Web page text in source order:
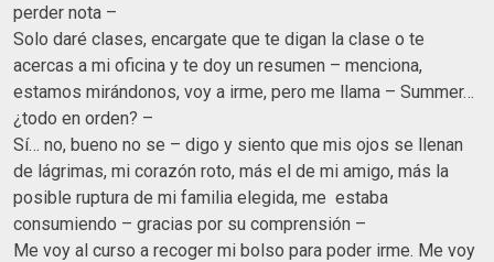
perder nota –
Solo daré clases, encargate que te digan la clase o te
acercas a mi oficina y te doy un resumen – menciona,
estamos mirándonos, voy a irme, pero me llama – Summer…
¿todo en orden? –
Sí… no, bueno no se – digo y siento que mis ojos se llenan
de lágrimas, mi corazón roto, más el de mi amigo, más la
posible ruptura de mi familia elegida, me estaba
consumiendo – gracias por su comprensión –
Me voy al curso a recoger mi bolso para poder irme. Me voy